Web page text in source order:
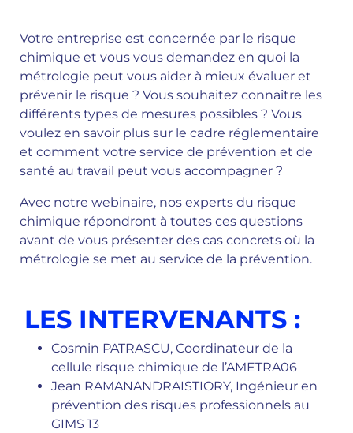
Votre entreprise est concernée par le risque
chimique et vous vous demandez en quoi la
métrologie peut vous aider à mieux évaluer et
prévenir le risque ? Vous souhaitez connaître les
différents types de mesures possibles ? Vous
voulez en savoir plus sur le cadre réglementaire
et comment votre service de prévention et de
santé au travail peut vous accompagner ?
Avec notre webinaire, nos experts du risque
chimique répondront à toutes ces questions
avant de vous présenter des cas concrets où la
métrologie se met au service de la prévention.
LES INTERVENANTS :
Cosmin PATRASCU, Coordinateur de la
cellule risque chimique de l’AMETRA06
Jean RAMANANDRAISTIORY, Ingénieur en
prévention des risques professionnels au
GIMS 13